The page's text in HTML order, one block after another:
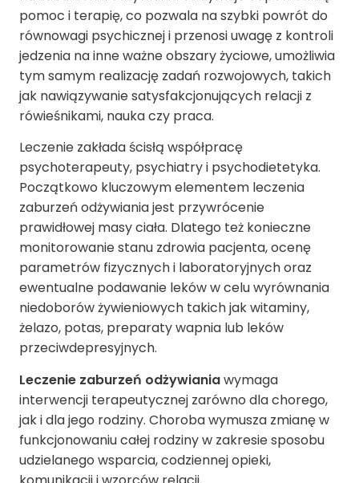
pomoc i terapię, co pozwala na szybki powrót do
równowagi psychicznej i przenosi uwagę z kontroli
jedzenia na inne ważne obszary życiowe, umożliwia
tym samym realizację zadań rozwojowych, takich
jak nawiązywanie satysfakcjonujących relacji z
rówieśnikami, nauka czy praca.
Leczenie zakłada ścisłą współpracę
psychoterapeuty, psychiatry i psychodietetyka.
Początkowo kluczowym elementem leczenia
zaburzeń odżywiania jest przywrócenie
prawidłowej masy ciała. Dlatego też konieczne
monitorowanie stanu zdrowia pacjenta, ocenę
parametrów fizycznych i laboratoryjnych oraz
ewentualne podawanie leków w celu wyrównania
niedoborów żywieniowych takich jak witaminy,
żelazo, potas, preparaty wapnia lub leków
przeciwdepresyjnych.
Leczenie zaburzeń odżywianiawymaga
interwencji terapeutycznej zarówno dla chorego,
jak i dla jego rodziny. Choroba wymusza zmianę w
funkcjonowaniu całej rodziny w zakresie sposobu
udzielanego wsparcia, codziennej opieki,